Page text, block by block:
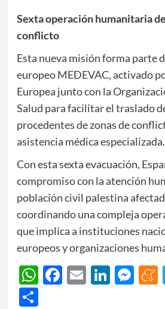
Sexta operación humanitaria
conflicto
Esta nueva misión forma parte
europeo MEDEVAC, activado
Europea junto con la
Salud para facilitar el traslado
procedentes de zonas de
asistencia médica especializada.
Con esta sexta evacuación,
compromiso con la atención
población civil palestina
coordinando una compleja
que implica a instituciones
europeos y organizaciones
WhatsApp
Facebook
Email
Share